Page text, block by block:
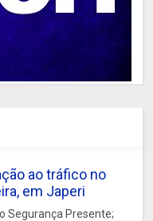
ao tráfico no
em Japeri
Segurança Presente;